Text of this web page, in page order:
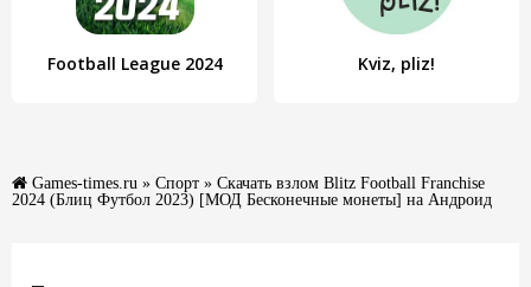
Football League 2024 Kviz, pliz!
Games-times.ru » Спорт » Скачать взлом Blitz Football Franchise
2024 (Блиц Футбол 2023) [МОД Бесконечные монеты] на Андроид